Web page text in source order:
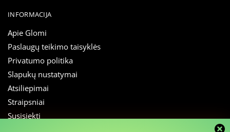
INFORMACIJA
Apie Glomi
Paslaugų teikimo taisyklės
Privatumo politika
Slapukų nustatymai
Atsiliepimai
Straipsniai
Susisiekti